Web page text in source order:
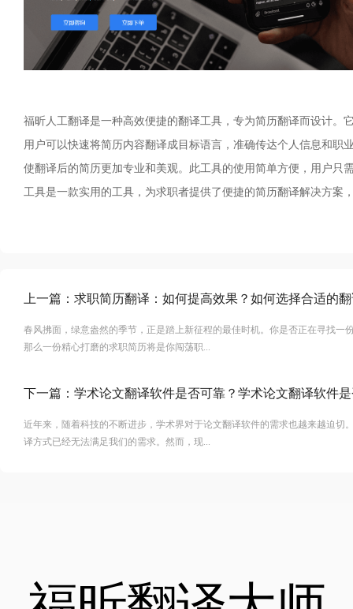
福昕人工翻译是一种高效便捷的翻译工具，专为简历翻译而设计
用户可以快速将简历内容翻译成目标语言，准确传达个人信息和
使翻译后的简历更加专业和美观。此工具的使用简单方便，用户
工具是一款实用的工具，为求职者提供了便捷的简历翻译解决方案
上一篇： 求职简历翻译：如何提高效果？如何选择合适的
春风拂面，绿意盎然的季节，正是踏上新征程的最佳时机。你是否正在寻找一
那么一份精心打磨的求职简历将是你闯荡职...
下一篇： 学术论文翻译软件是否可靠？学术论文翻译软件
近年来，随着科技的不断进步，学术界对于论文翻译软件的需求也越来越迫切
译方式已经无法满足我们的需求。然而，现...